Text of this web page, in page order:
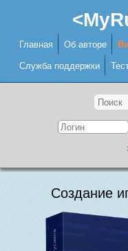
Главная Об авторе
Служба поддержки
Создание